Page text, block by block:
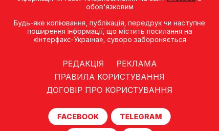
обов'язковим
Будь-яке копiювання, публiкацiя, передрук чи наступне
поширення iнформацiї, що мiстить посилання на
«Iнтерфакс-Україна», суворо забороняється
РЕДАКЦІЯ
РЕКЛАМА
ПРАВИЛА КОРИСТУВАННЯ
ДОГОВІР ПРО КОРИСТУВАННЯ
FACEBOOK TELEGRAM